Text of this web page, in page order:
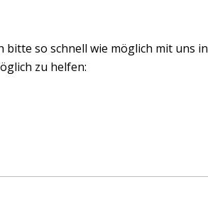
bitte so schnell wie möglich mit uns in
zu helfen: